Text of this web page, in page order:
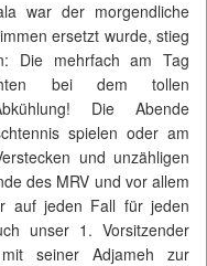
war der morgendliche
ersetzt wurde, stieg
Die mehrfach am Tag
bei dem tollen
Die Abende
spielen oder am
und unzähligen
des MRV und vor allem
auf jeden Fall für jeden
unser 1. Vorsitzender
seiner Adjameh zur